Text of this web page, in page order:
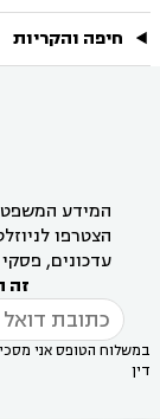
חיפה והקריות
המידע
הצטרפו
עדכונים,
זה
במשלוח הטופס אני
דין